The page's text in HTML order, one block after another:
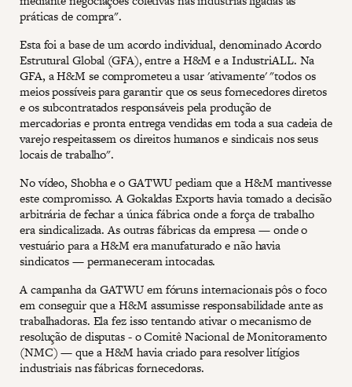
práticas de compra".
Esta foi a base de um acordo individual, denominado Acordo
Estrutural Global (GFA), entre a H&M e a IndustriALL. Na
GFA, a H&M se comprometeu a usar 'ativamente' "todos os
meios possíveis para garantir que os seus fornecedores diretos
e os subcontratados responsáveis pela produção de
mercadorias e pronta entrega vendidas em toda a sua cadeia de
varejo respeitassem os direitos humanos e sindicais nos seus
locais de trabalho".
No vídeo, Shobha e o GATWU pediam que a H&M mantivesse
este compromisso. A Gokaldas Exports havia tomado a decisão
arbitrária de fechar a única fábrica onde a força de trabalho
era sindicalizada. As outras fábricas da empresa — onde o
vestuário para a H&M era manufaturado e não havia
sindicatos — permaneceram intocadas.
A campanha da GATWU em fóruns internacionais pôs o foco
em conseguir que a H&M assumisse responsabilidade ante as
trabalhadoras. Ela fez isso tentando ativar o mecanismo de
resolução de disputas - o Comitê Nacional de Monitoramento
(NMC) — que a H&M havia criado para resolver litígios
industriais nas fábricas fornecedoras.